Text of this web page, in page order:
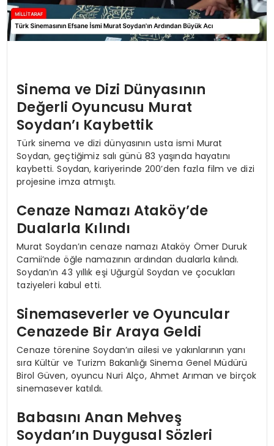
Sinema ve Dizi Dünyasının
Değerli Oyuncusu Murat
Soydan’ı Kaybettik
Türk sinema ve dizi dünyasının usta ismi Murat
Soydan, geçtiğimiz salı günü 83 yaşında hayatını
kaybetti. Soydan, kariyerinde 200’den fazla film ve dizi
projesine imza atmıştı.
Cenaze Namazı Ataköy’de
Dualarla Kılındı
Murat Soydan’ın cenaze namazı Ataköy Ömer Duruk
Camii’nde öğle namazının ardından dualarla kılındı.
Soydan’ın 43 yıllık eşi Uğurgül Soydan ve çocukları
taziyeleri kabul etti.
Sinemaseverler ve Oyuncular
Cenazede Bir Araya Geldi
Cenaze törenine Soydan’ın ailesi ve yakınlarının yanı
sıra Kültür ve Turizm Bakanlığı Sinema Genel Müdürü
Birol Güven, oyuncu Nuri Alço, Ahmet Arıman ve birçok
sinemasever katıldı.
Babasını Anan Mehveş
Soydan’ın Duygusal Sözleri